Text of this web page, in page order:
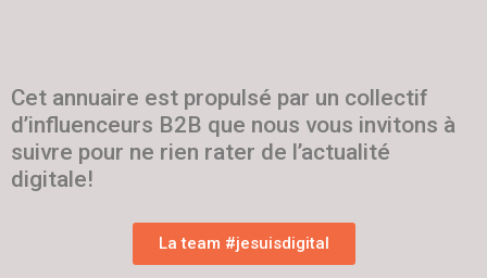
Cet annuaire est propulsé par un collectif
d’influenceurs B2B que nous vous invitons à
suivre pour ne rien rater de l’actualité
digitale!
La team #jesuisdigital